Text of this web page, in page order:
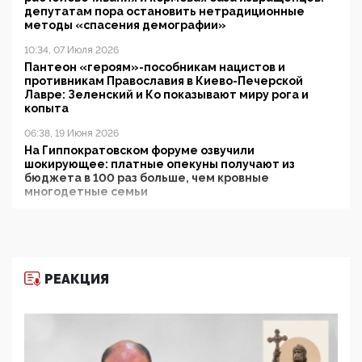
депутатам пора остановить нетрадиционные
методы «спасения демографии»
10:34, 07 Июля 2026
Пантеон «героям»-пособникам нацистов и
противникам Православия в Киево-Печерской
Лавре: Зеленский и Ко показывают миру рога и
копыта
06:38, 19 Июня 2026
На Гиппократовском форуме озвучили
шокирующее: платные опекуны получают из
бюджета в 100 раз больше, чем кровные
многодетные семьи
11:53, 09 Июня 2026
деятельность ИИТО ЮНЕСКО в России, но
цифроглобалисты продолжают определять
повестку в образовании
РЕАКЦИЯ